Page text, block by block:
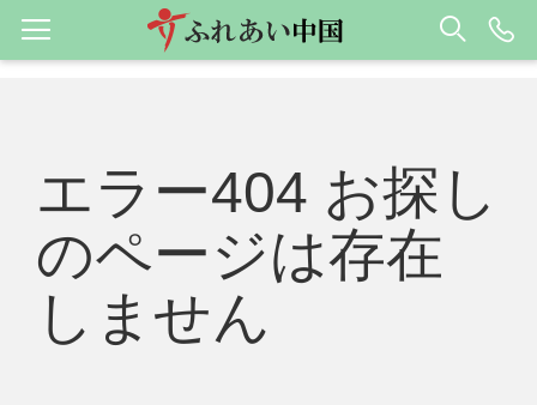
エラー404 お探し
のページは存在
しません